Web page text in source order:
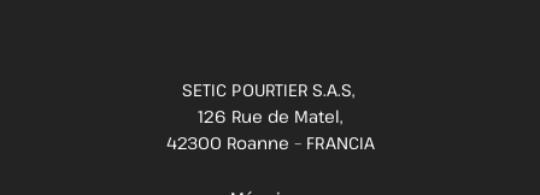
SETIC POURTIER S.A.S,
126 Rue de Matel,
42300 Roanne – FRANCIA